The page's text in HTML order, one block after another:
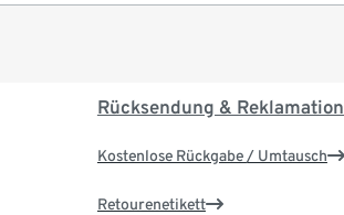
Rücksendung & Reklamation
Kostenlose Rückgabe / Umtausch
Retourenetikett